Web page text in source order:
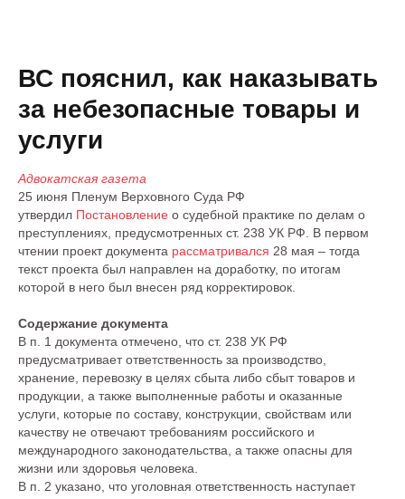
ВС пояснил, как наказывать
за небезопасные товары и
услуги
Адвокатская газета
25 июня Пленум Верховного Суда РФ
утвердил Постановление о судебной практике по делам о
преступлениях, предусмотренных ст. 238 УК РФ. В первом
чтении проект документа рассматривался 28 мая – тогда
текст проекта был направлен на доработку, по итогам
которой в него был внесен ряд корректировок.
Содержание документа
В п. 1 документа отмечено, что ст. 238 УК РФ
предусматривает ответственность за производство,
хранение, перевозку в целях сбыта либо сбыт товаров и
продукции, а также выполненные работы и оказанные
услуги, которые по составу, конструкции, свойствам или
качеству не отвечают требованиям российского и
международного законодательства, а также опасны для
жизни или здоровья человека.
В п. 2 указано, что уголовная ответственность наступает